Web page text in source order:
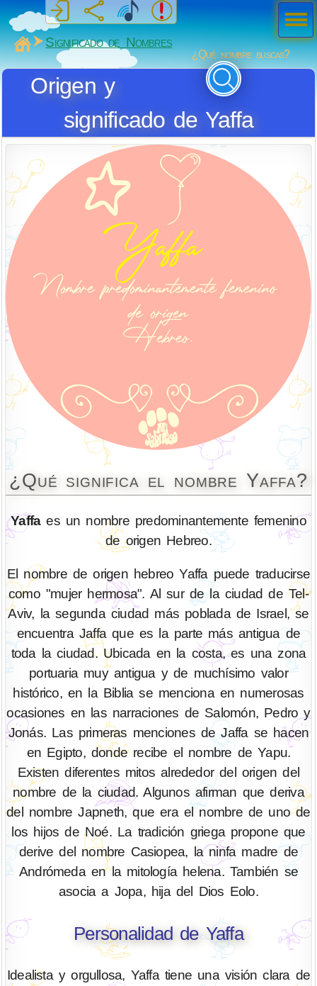
MiSabueso
Significado de Nombres
¿Qué nombre buscas?
Origen y
significado de Yaffa
¿Qué significa el nombre Yaffa?
Yaffaes un nombre predominantemente femenino
de origen Hebreo.
El nombre de origen hebreo Yaffa puede traducirse
como "mujer hermosa". Al sur de la ciudad de Tel-
Aviv, la segunda ciudad más poblada de Israel, se
encuentra Jaffa que es la parte más antigua de
toda la ciudad. Ubicada en la costa, es una zona
portuaria muy antigua y de muchísimo valor
histórico, en la Biblia se menciona en numerosas
ocasiones en las narraciones de Salomón, Pedro y
Jonás. Las primeras menciones de Jaffa se hacen
en Egipto, donde recibe el nombre de Yapu.
Existen diferentes mitos alrededor del origen del
nombre de la ciudad. Algunos afirman que deriva
del nombre Japneth, que era el nombre de uno de
los hijos de Noé. La tradición griega propone que
derive del nombre Casiopea, la ninfa madre de
Andrómeda en la mitología helena. También se
asocia a Jopa, hija del Dios Eolo.
Personalidad de Yaffa
Idealista y orgullosa, Yaffa tiene una visión clara de
Men
ú